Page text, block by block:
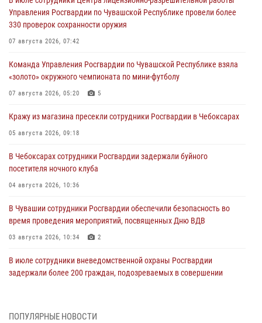
Управления Росгвардии по Чувашской Республике провели более
330 проверок сохранности оружия
07 августа 2026, 07:42
Команда Управления Росгвардии по Чувашской Республике взяла
«золото» окружного чемпионата по мини-футболу
07 августа 2026, 05:20 5
Кражу из магазина пресекли сотрудники Росгвардии в Чебоксарах
05 августа 2026, 09:18
В Чебоксарах сотрудники Росгвардии задержали буйного
посетителя ночного клуба
04 августа 2026, 10:36
В Чувашии сотрудники Росгвардии обеспечили безопасность во
время проведения мероприятий, посвященных Дню ВДВ
03 августа 2026, 10:34 2
В июле сотрудники вневедомственной охраны Росгвардии
задержали более 200 граждан, подозреваемых в совершении
ПОПУЛЯРНЫЕ НОВОСТИ